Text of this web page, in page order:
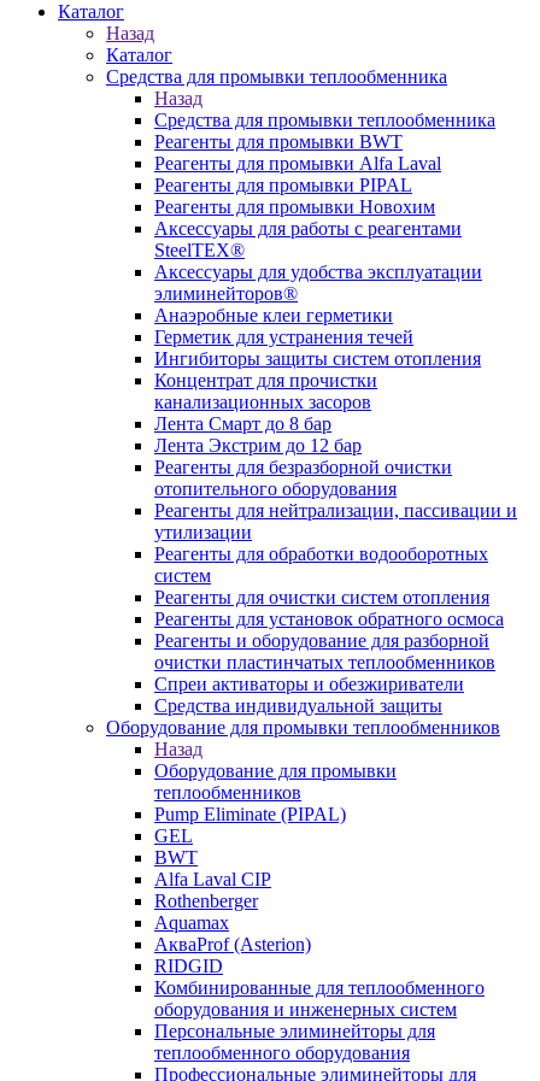
Каталог
Назад
Каталог
Средства для промывки теплообменника
Назад
Средства для промывки теплообменника
Реагенты для промывки BWT
Реагенты для промывки Alfa Laval
Реагенты для промывки PIPAL
Реагенты для промывки Новохим
Аксессуары для работы с реагентами
SteelTEX®
Аксессуары для удобства эксплуатации
элиминейторов®
Анаэробные клеи герметики
Герметик для устранения течей
Ингибиторы защиты систем отопления
Концентрат для прочистки
канализационных засоров
Лента Смарт до 8 бар
Лента Экстрим до 12 бар
Реагенты для безразборной очистки
отопительного оборудования
Реагенты для нейтрализации, пассивации и
утилизации
Реагенты для обработки водооборотных
систем
Реагенты для очистки систем отопления
Реагенты для установок обратного осмоса
Реагенты и оборудование для разборной
очистки пластинчатых теплообменников
Спреи активаторы и обезжириватели
Средства индивидуальной защиты
Оборудование для промывки теплообменников
Назад
Оборудование для промывки
теплообменников
Pump Eliminate (PIPAL)
GEL
BWT
Alfa Laval CIP
Rothenberger
Aquamax
АкваProf (Asterion)
RIDGID
Комбинированные для теплообменного
оборудования и инженерных систем
Персональные элиминейторы для
теплообменного оборудования
Профессиональные элиминейторы для